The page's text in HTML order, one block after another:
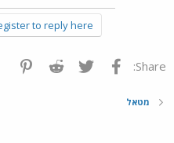
to reply here.
Share: פייסבוק Twitter
Reddit
מטאל